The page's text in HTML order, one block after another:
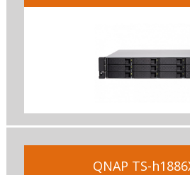
QNAP TS-